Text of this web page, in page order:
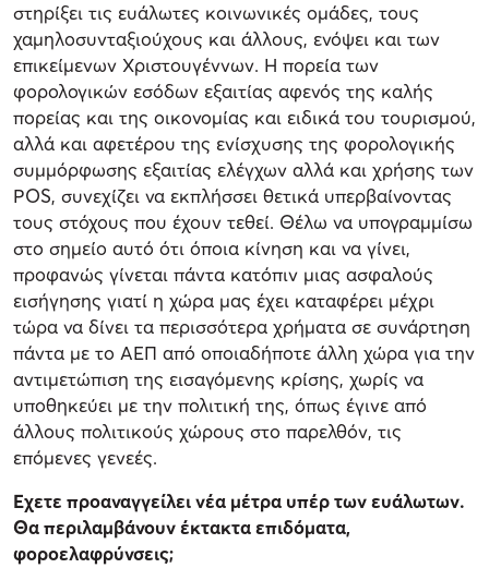
στηρίξει τις ευάλωτες κοινωνικές ομάδες, τους
χαμηλοσυνταξιούχους και άλλους, ενόψει και των
επικείμενων Χριστουγέννων. Η πορεία των
φορολογικών εσόδων εξαιτίας αφενός της καλής
πορείας και της οικονομίας και ειδικά του τουρισμού,
αλλά και αφετέρου της ενίσχυσης της φορολογικής
συμμόρφωσης εξαιτίας ελέγχων αλλά και χρήσης των
POS, συνεχίζει να εκπλήσσει θετικά υπερβαίνοντας
τους στόχους που έχουν τεθεί. Θέλω να υπογραμμίσω
στο σημείο αυτό ότι όποια κίνηση και να γίνει,
προφανώς γίνεται πάντα κατόπιν μιας ασφαλούς
εισήγησης γιατί η χώρα μας έχει καταφέρει μέχρι
τώρα να δίνει τα περισσότερα χρήματα σε συνάρτηση
πάντα με το ΑΕΠ από οποιαδήποτε άλλη χώρα για την
αντιμετώπιση της εισαγόμενης κρίσης, χωρίς να
υποθηκεύει με την πολιτική της, όπως έγινε από
άλλους πολιτικούς χώρους στο παρελθόν, τις
επόμενες γενεές.
Εχετε προαναγγείλει νέα μέτρα υπέρ των ευάλωτων.
Θα περιλαμβάνουν έκτακτα επιδόματα,
φοροελαφρύνσεις;